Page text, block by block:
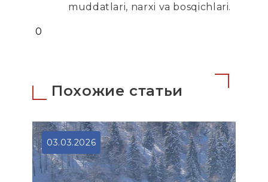
muddatlari, narxi va bosqichlari.
0
Похожие статьи
03.03.2026